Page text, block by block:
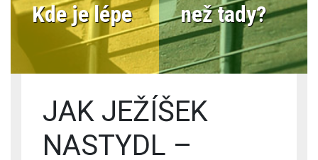
Kde je lépe než tady?
JAK JEŽÍŠEK
NASTYDL –